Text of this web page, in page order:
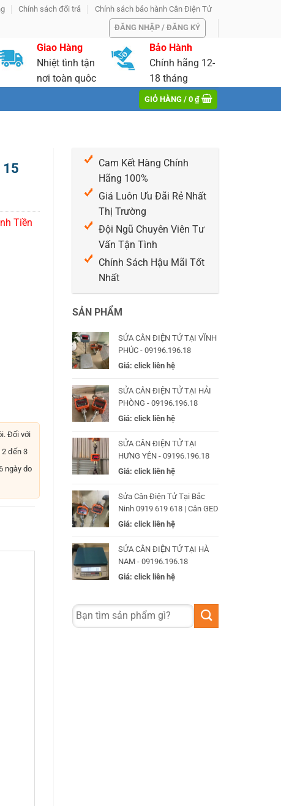
Chính sách đổi trả
Chính sách bảo hành Cân Điện Tử
ĐĂNG NHẬP / ĐĂNG KÝ
Giao Hàng
Nhiệt tình tận
nơi toàn quôc
Bảo Hành
Chính hãng 12-
18 tháng
GIỎ HÀNG / 0 ₫
15
Tiền
Đối với
đến 3
ngày do
Cam Kết Hàng Chính
Hãng 100%
Giá Luôn Ưu Đãi Rẻ Nhất
Thị Trường
Đội Ngũ Chuyên Viên Tư
Vấn Tận Tình
Chính Sách Hậu Mãi Tốt
Nhất
SẢN PHẨM
SỬA CÂN ĐIỆN TỬ TẠI VĨNH
PHÚC - 09196.196.18
Giá: click liên hệ
SỬA CÂN ĐIỆN TỬ TẠI HẢI
PHÒNG - 09196.196.18
Giá: click liên hệ
SỬA CÂN ĐIỆN TỬ TẠI
HƯNG YÊN - 09196.196.18
Giá: click liên hệ
Sửa Cân Điện Tử Tại Bắc
Ninh 0919 619 618 | Cân GED
Giá: click liên hệ
SỬA CÂN ĐIỆN TỬ TẠI HÀ
NAM - 09196.196.18
Giá: click liên hệ